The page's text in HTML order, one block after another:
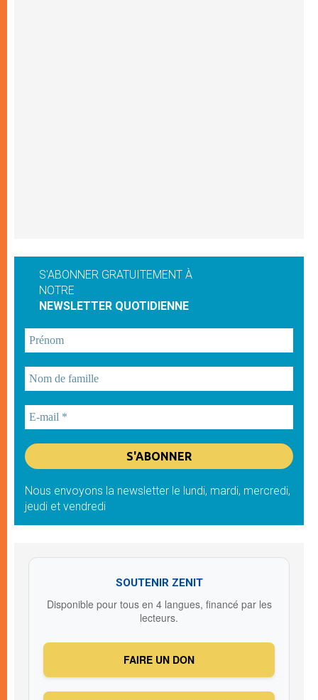
S'ABONNER GRATUITEMENT À
NOTRE
NEWSLETTER QUOTIDIENNE
Nous envoyons la newsletter le lundi, mardi, mercredi,
jeudi et vendredi
SOUTENIR ZENIT
Disponible pour tous en 4 langues, financé par les
lecteurs.
FAIRE UN DON